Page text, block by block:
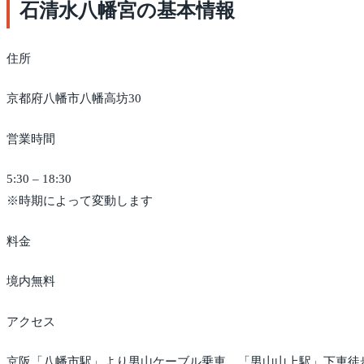
石清水八幡宮の基本情報
住所
京都府八幡市八幡高坊30
営業時間
5:30 – 18:30
※時期によって変動します
料金
境内無料
アクセス